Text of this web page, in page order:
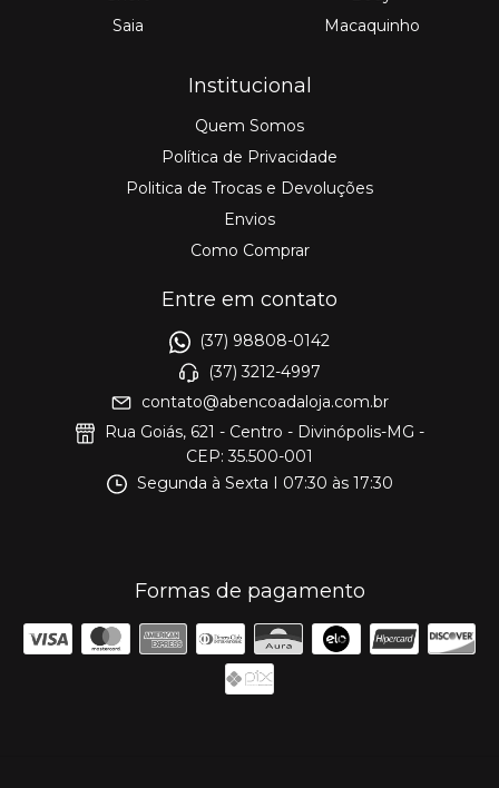
Saia
Macaquinho
Institucional
Quem Somos
Política de Privacidade
Politica de Trocas e Devoluções
Envios
Como Comprar
Entre em contato
(37) 98808-0142
(37) 3212-4997
contato@abencoadaloja.com.br
Rua Goiás, 621 - Centro - Divinópolis-MG -
CEP: 35.500-001
Segunda à Sexta I 07:30 às 17:30
Formas de pagamento